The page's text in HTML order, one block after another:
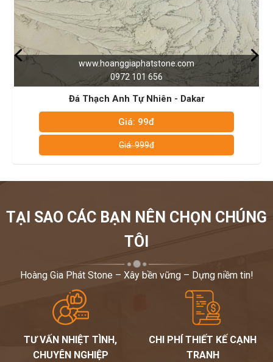
0972 101
Đá Thạch Anh Tự
TẠI SAO CÁC BẠN NÊN CHỌN CHÚNG
TÔI
Hoàng Gia Phát Stone – Xây bền vững – Dựng niềm tin!
TƯ VẤN NHIỆT TÌNH,
CHUYÊN NGHIỆP
CHI PHÍ THIẾT KẾ CẠNH
TRANH